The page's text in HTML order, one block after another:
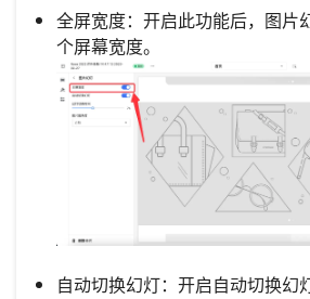
全屏宽度：开启此功能后，图片
个屏幕宽度。
自动切换幻灯：开启自动切换幻